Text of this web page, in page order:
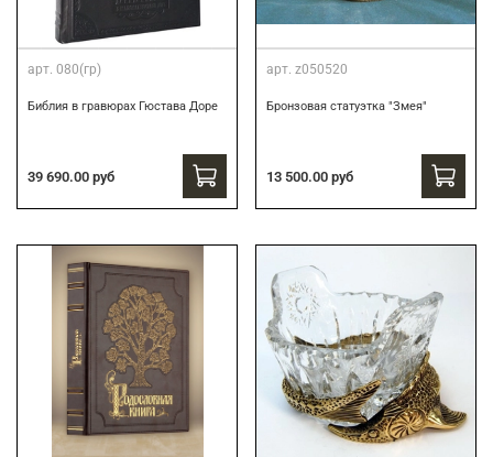
арт. 080(гр)
Библия в гравюрах Гюстава Доре
39 690.00 руб
арт. z050520
Бронзовая статуэтка "Змея"
13 500.00 руб